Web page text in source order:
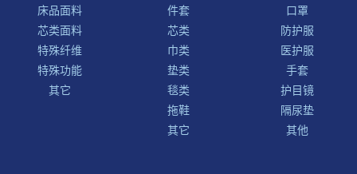
床品面料
芯类面料
特殊纤维
特殊功能
其它
件套
芯类
巾类
垫类
毯类
拖鞋
其它
口罩
防护服
医护服
手套
护目镜
隔尿垫
其他